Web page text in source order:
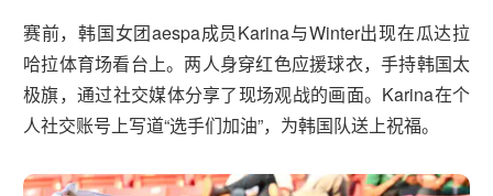
赛前，韩国女团aespa成员Karina与Winter出现在瓜达拉
哈拉体育场看台上。两人身穿红色应援球衣，手持韩国太
极旗，通过社交媒体分享了现场观战的画面。Karina在个
人社交账号上写道“选手们加油”，为韩国队送上祝福。